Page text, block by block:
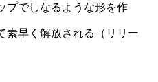
プでしなるような形を作
素早く解放される（リリー